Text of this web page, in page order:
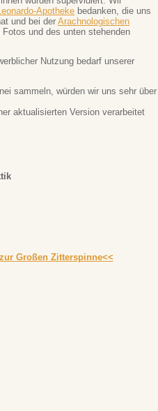
Apotheke bedanken, die uns
und bei der Arachnologischen
Fotos und des unten stehenden
Nutzung bedarf unserer
sammeln, würden wir uns sehr über
aktualisierten Version verarbeitet
Großen Zitterspinne<<